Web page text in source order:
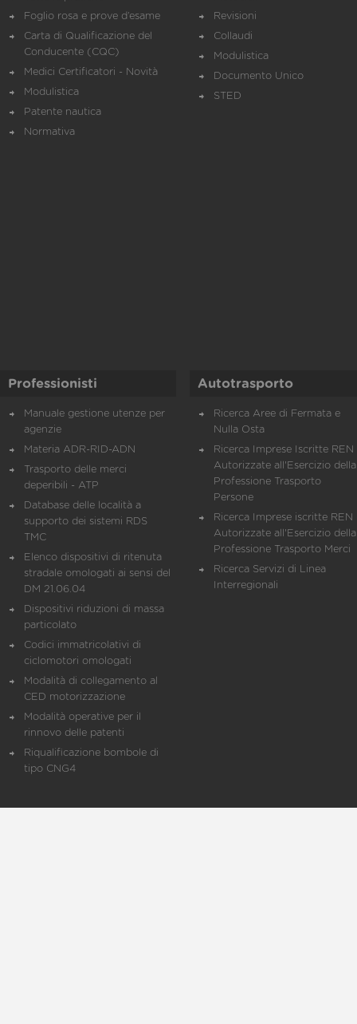
Foglio rosa e prove d’esame
Carta di Qualificazione del
Conducente (CQC)
Medici Certificatori - Novità
Modulistica
Patente nautica
Normativa
Revisioni
Collaudi
Modulistica
Documento Unico
STED
Professionisti
Manuale gestione utenze per
agenzie
Materia ADR-RID-ADN
Trasporto delle merci
deperibili - ATP
Database delle località a
supporto dei sistemi RDS
TMC
Elenco dispositivi di ritenuta
stradale omologati ai sensi del
DM 21.06.04
Dispositivi riduzioni di massa
particolato
Codici immatricolativi di
ciclomotori omologati
Modalità di collegamento al
CED motorizzazione
Modalità operative per il
rinnovo delle patenti
Riqualificazione bombole di
tipo CNG4
Autotrasporto
Ricerca Aree di Fermata e
Nulla Osta
Ricerca Imprese Iscritte REN
Autorizzate all'Esercizio della
Professione Trasporto
Persone
Ricerca Imprese iscritte REN
Autorizzate all'Esercizio della
Professione Trasporto Merci
Ricerca Servizi di Linea
Interregionali